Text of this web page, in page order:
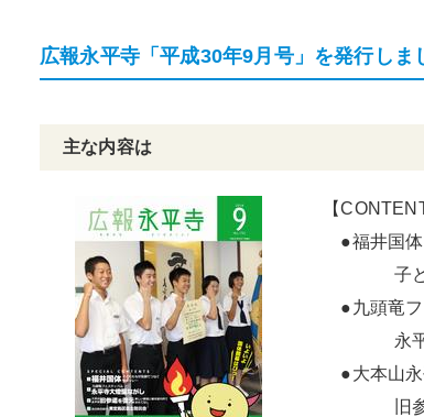
頑張る地方応援プロ
広報永平寺「平成30年9月号」を発行しま
主な内容は
【
●福井国体
子どもた
●九頭竜フ
永平寺
●大本山永
旧参道